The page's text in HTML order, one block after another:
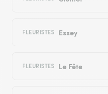
FLEURISTES Essey
FLEURISTES Le Fête